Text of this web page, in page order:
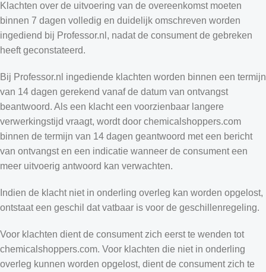
Klachten over de uitvoering van de overeenkomst moeten
binnen 7 dagen volledig en duidelijk omschreven worden
ingediend bij Professor.nl, nadat de consument de gebreken
heeft geconstateerd.
Bij Professor.nl ingediende klachten worden binnen een termijn
van 14 dagen gerekend vanaf de datum van ontvangst
beantwoord. Als een klacht een voorzienbaar langere
verwerkingstijd vraagt, wordt door chemicalshoppers.com
binnen de termijn van 14 dagen geantwoord met een bericht
van ontvangst en een indicatie wanneer de consument een
meer uitvoerig antwoord kan verwachten.
Indien de klacht niet in onderling overleg kan worden opgelost,
ontstaat een geschil dat vatbaar is voor de geschillenregeling.
Voor klachten dient de consument zich eerst te wenden tot
chemicalshoppers.com. Voor klachten die niet in onderling
overleg kunnen worden opgelost, dient de consument zich te